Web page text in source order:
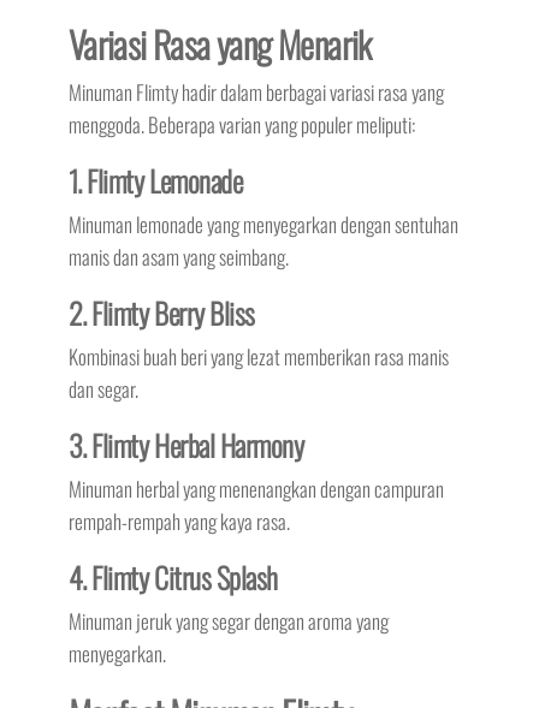
Variasi Rasa yang Menarik
Minuman Flimty hadir dalam berbagai variasi rasa yang
menggoda. Beberapa varian yang populer meliputi:
1. Flimty Lemonade
Minuman lemonade yang menyegarkan dengan sentuhan
manis dan asam yang seimbang.
2. Flimty Berry Bliss
Kombinasi buah beri yang lezat memberikan rasa manis
dan segar.
3. Flimty Herbal Harmony
Minuman herbal yang menenangkan dengan campuran
rempah-rempah yang kaya rasa.
4. Flimty Citrus Splash
Minuman jeruk yang segar dengan aroma yang
menyegarkan.